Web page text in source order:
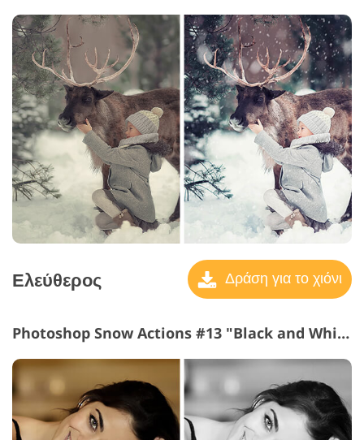
Ελεύθερος Δράση για το χιόνι
Photoshop Snow Actions #13 "Black and White"